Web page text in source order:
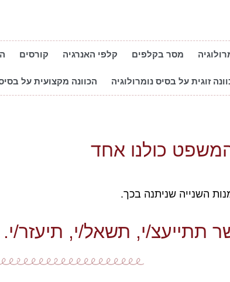
מסר בקלפים קלפי האנרגיה קורסים
זוגית על בסיס נומרולוגיה הכוונה מקצועית על
כולנו אחד
השנייה שניתנה בכך.
תתייעצ/י, תשאל/י, תיעזר/